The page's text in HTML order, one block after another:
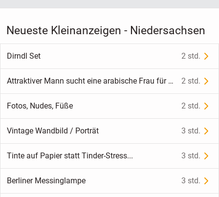
Neueste Kleinanzeigen - Niedersachsen
Dirndl Set 2 std.
Attraktiver Mann sucht eine arabische Frau für echte Verbindung 💫 2 std.
Fotos, Nudes, Füße 2 std.
Vintage Wandbild / Porträt 3 std.
Tinte auf Papier statt Tinder-Stress... 3 std.
Berliner Messinglampe 3 std.